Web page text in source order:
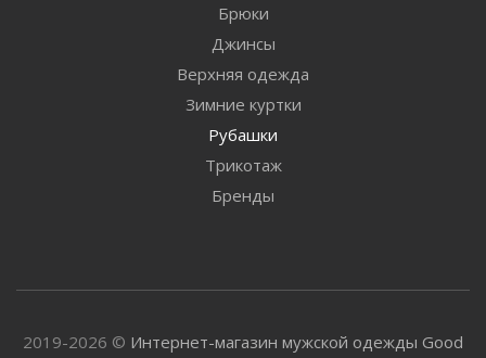
Брюки
Джинсы
Верхняя одежда
Зимние куртки
Рубашки
Трикотаж
Бренды
2019-2026 © Интернет-магазин мужской одежды Good